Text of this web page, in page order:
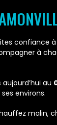
confiance à
à
au
environs.
malin,